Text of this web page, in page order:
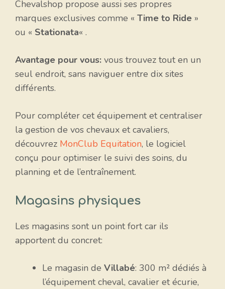
Chevalshop propose aussi ses propres
marques exclusives comme « Time to Ride »
ou « Stationata« .
Avantage pour vous: vous trouvez tout en un
seul endroit, sans naviguer entre dix sites
différents.
Pour compléter cet équipement et centraliser
la gestion de vos chevaux et cavaliers,
découvrez MonClub Equitation, le logiciel
conçu pour optimiser le suivi des soins, du
planning et de l’entraînement.
Magasins physiques
Les magasins sont un point fort car ils
apportent du concret:
Le magasin de Villabé: 300 m² dédiés à
l’équipement cheval, cavalier et écurie,